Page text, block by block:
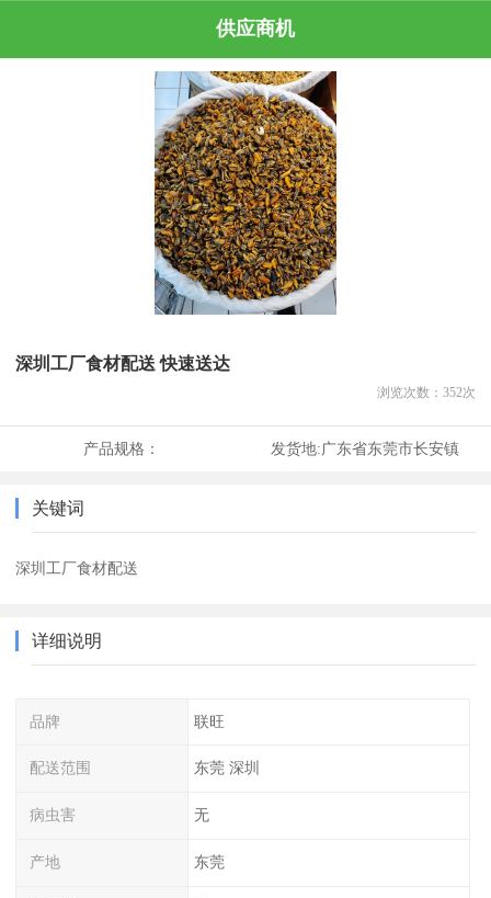
供应商机
深圳工厂食材配送 快速送达
浏览次数： 352次
产品规格： 发货地:广东省东莞市长安镇
关键词
深圳工厂食材配送
详细说明
品牌 联旺
配送范围 东莞 深圳
病虫害 无
产地 东莞